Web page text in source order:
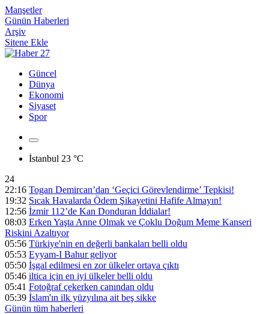
Manşetler
Günün Haberleri
Arşiv
Sitene Ekle
Güncel
Dünya
Ekonomi
Siyaset
Spor
İstanbul 23 °C
24
22:16 Togan Demircan’dan ‘Geçici Görevlendirme’ Tepkisi!
19:32 Sıcak Havalarda Ödem Şikayetini Hafife Almayın!
12:56 İzmir 112’de Kan Donduran İddialar!
08:03 Erken Yaşta Anne Olmak ve Çoklu Doğum Meme Kanseri
Riskini Azaltıyor
05:56 Türkiye'nin en değerli bankaları belli oldu
05:53 Eyyam-I Bahur geliyor
05:50 İşgal edilmesi en zor ülkeler ortaya çıktı
05:46 iltica için en iyi ülkeler belli oldu
05:41 Fotoğraf çekerken canından oldu
05:39 İslam'ın ilk yüzyılına ait beş sikke
Günün tüm haberleri